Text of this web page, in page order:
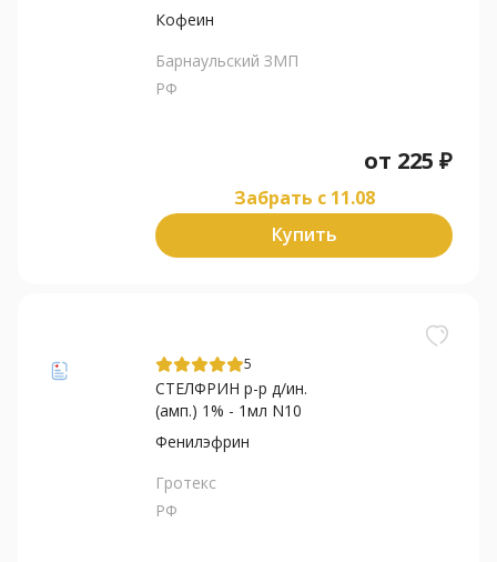
Кофеин
Барнаульский ЗМП
РФ
от 225 ₽
Забрать c 11.08
Купить
5
СТЕЛФРИН р-р д/ин.
(амп.) 1% - 1мл N10
Фенилэфрин
Гротекс
РФ